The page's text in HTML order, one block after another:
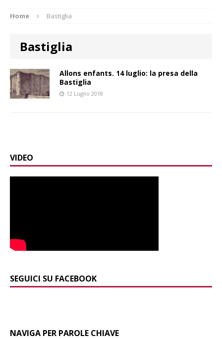
Home Bastiglia
Bastiglia
Allons enfants. 14 luglio: la presa della
Bastiglia
12 Luglio 2018
VIDEO
SEGUICI SU FACEBOOK
NAVIGA PER PAROLE CHIAVE